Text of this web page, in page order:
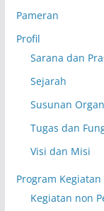
Pameran
Profil
Sarana dan
Sejarah
Susunan
Tugas dan
Visi dan Misi
Program Kegiatan
Kegiatan non